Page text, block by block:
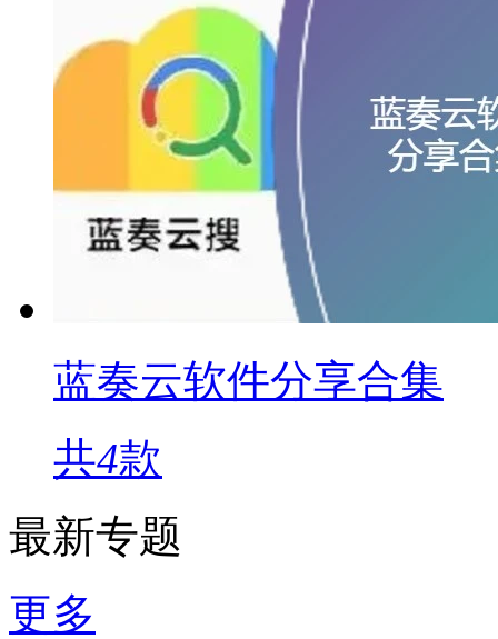
蓝奏云软件分享合集
共4款
最新专题
更多